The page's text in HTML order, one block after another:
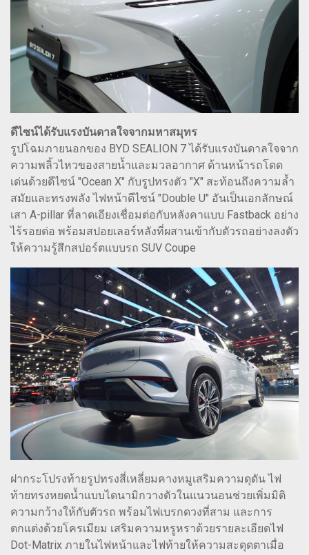
ดีไซน์ได้รับแรงบันดาลใจจากมหาสมุทร
รูปโฉมภายนอกของ BYD SEALION 7 ได้รับแรงบันดาลใจจาก
ความพลิ้วไหวของสายน้ำและมวลอากาศ ด้านหน้ารถโดด
เด่นด้วยดีไซน์ "Ocean X" กับรูปทรงตัว "X" สะท้อนถึงความล้ำ
สมัยและทรงพลัง ไฟหน้าดีไซน์ "Double U" อันเป็นเอกลักษณ์
เสา A-pillar ที่ลาดเอียงเชื่อมต่อกับหลังคาแบบ Fastback อย่าง
ไร้รอยต่อ พร้อมสปอยเลอร์หลังที่ผสานเข้ากับตัวรถอย่างลงตัว
ให้ความรู้สึกสปอร์ตแบบรถ SUV Coupe
ฝากระโปรงท้ายรูปทรงสี่เหลี่ยมคางหมูเสริมความดุดัน ไฟ
ท้ายทรงหยดน้ำแบบไดนามิกวางตัวในแนวนอนช่วยเพิ่มมิติ
ความกว้างให้กับตัวรถ พร้อมไฟเบรกดวงที่สาม และการ
ตกแต่งด้วยโครเมียม เสริมความหรูหราด้วยรายละเอียดไฟ
Dot-Matrix ภายในไฟหน้าและไฟท้ายให้ความสะดุดตาเมื่อ